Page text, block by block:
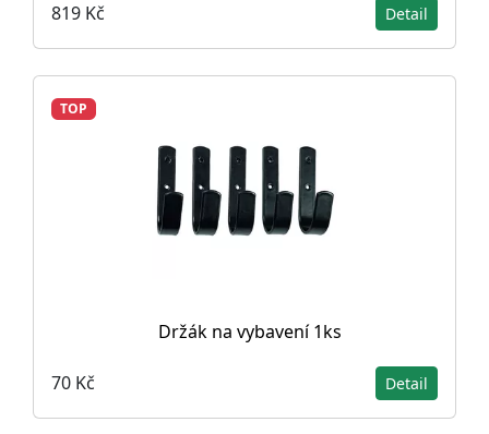
819 Kč Detail
TOP
Držák na vybavení 1ks
70 Kč Detail